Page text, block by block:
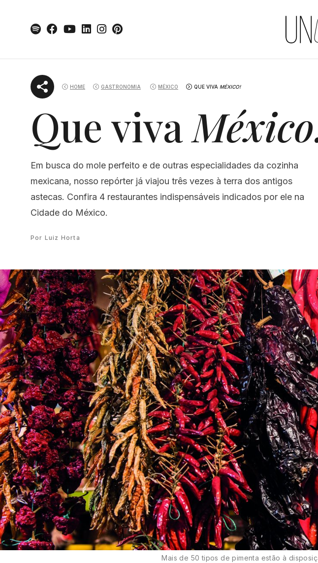
HOME GASTRONOMIA MÉXICO QUE VIVA MÉXICO!
Que viva
Em busca do mole perfeito e de outras especialidades da cozinha
mexicana, nosso repórter já viajou três vezes à terra dos antigos
astecas. Confira 4 restaurantes indispensáveis indicados por ele na
Cidade do México.
Por Luiz Horta
Mais de 50 tipos de pimenta estão à